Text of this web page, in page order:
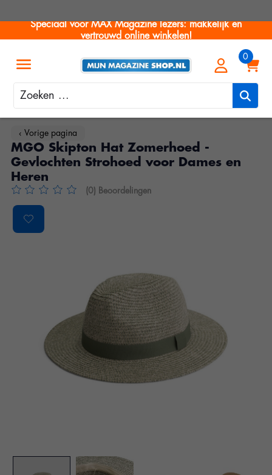
Speciaal voor MAX Magazine lezers: makkelijk en
vertrouwd online winkelen!
Zoeken
‹ Vorige pagina
MGO Skipton Hat Zomerhoed -
Gevlochten Strohoed voor Dames en
Heren
De beoordeling van dit product is0van de 5
(0) Beoordelingen
Product image slideshow Items